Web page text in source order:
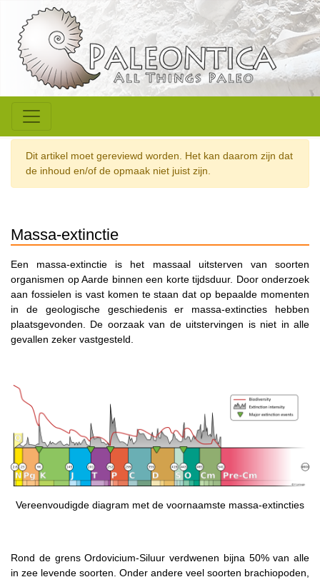
Dit artikel moet gereviewd worden. Het kan daarom zijn dat
de inhoud en/of de opmaak niet juist zijn.
Massa-extinctie
Een massa-extinctie is het massaal uitsterven van soorten
organismen op Aarde binnen een korte tijdsduur. Door onderzoek
aan fossielen is vast komen te staan dat op bepaalde momenten
in de geologische geschiedenis er massa-extincties hebben
plaatsgevonden. De oorzaak van de uitstervingen is niet in alle
gevallen zeker vastgesteld.
Vereenvoudigde diagram met de voornaamste massa-extincties
Rond de grens Ordovicium-Siluur verdwenen bijna 50% van alle
in zee levende soorten. Onder andere veel soorten brachiopoden,